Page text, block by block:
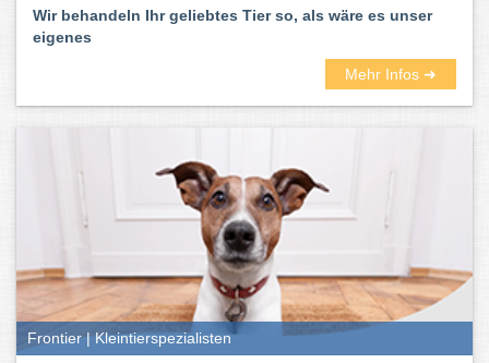
Wir behandeln Ihr geliebtes Tier so, als wäre es unser
eigenes
Mehr Infos ➜
Frontier | Kleintierspezialisten